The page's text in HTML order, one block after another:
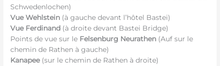
Schwedenlochen)
Vue Wehlstein (à gauche devant l’hôtel Bastei)
Vue Ferdinand (à droite devant Bastei Bridge)
Points de vue sur le Felsenburg Neurathen (Auf sur le
chemin de Rathen à gauche)
Kanapee(sur le chemin de Rathen à droite)